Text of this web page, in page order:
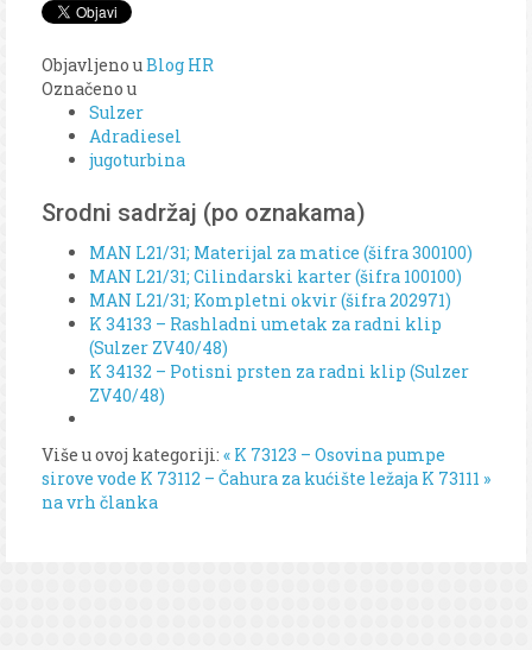
Objavljeno uBlog HR
Označeno u
Sulzer
Adradiesel
jugoturbina
Srodni sadržaj (po oznakama)
MAN L21/31; Materijal za matice (šifra 300100)
MAN L21/31; Cilindarski karter (šifra 100100)
MAN L21/31; Kompletni okvir (šifra 202971)
K 34133 – Rashladni umetak za radni klip
(Sulzer ZV40/48)
K 34132 – Potisni prsten za radni klip (Sulzer
ZV40/48)
Više u ovoj kategoriji: « K 73123 – Osovina pumpe
sirove vode K 73112 – Čahura za kućište ležaja K 73111 »
na vrh članka